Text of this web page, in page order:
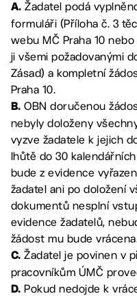
A. Žadatel podá
formuláři (Příloha č. 3
webu MČ Praha 10
ji všemi požadovanými
Zásad) a kompletní
Praha 10.
B. OBN doručenou
nebyly doloženy
vyzve žadatele k jejich
lhůtě do 30
bude z evidence
žadatel ani po doložení
dokumentů nesplní
evidence žadatelů,
žádost mu bude
C.Žadatel je povinen v
pracovníkům ÚMČ
D. Pokud nedojde k